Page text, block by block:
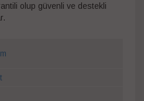
olup güvenli ve destekli